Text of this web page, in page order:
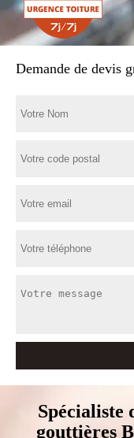
Demande de devis
Spécialiste
gouttières